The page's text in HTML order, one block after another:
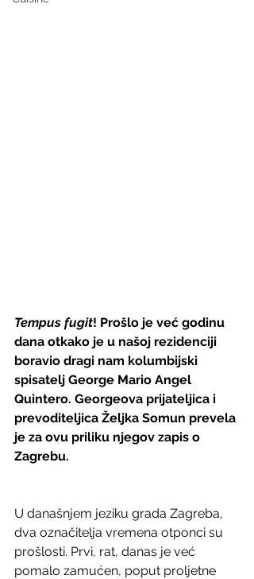
Tempus fugit! Prošlo je već godinu
dana otkako je u našoj rezidenciji
boravio dragi nam kolumbijski
spisatelj George Mario Angel
Quintero. Georgeova prijateljica i
prevoditeljica Željka Somun prevela
je za ovu priliku njegov zapis o
Zagrebu.
U današnjem jeziku grada Zagreba,
dva označitelja vremena otponci su
prošlosti. Prvi, rat, danas je već
pomalo zamućen, poput proljetne